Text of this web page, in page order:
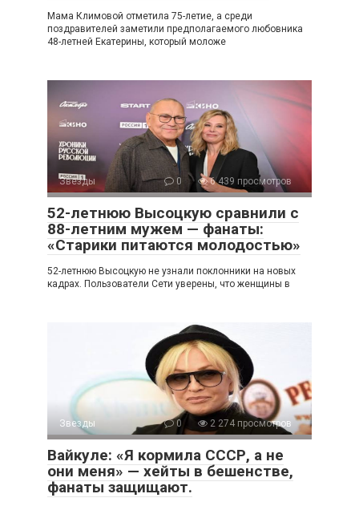
Мама Климовой отметила 75-летие, а среди
поздравителей заметили предполагаемого любовника
48-летней Екатерины, который моложе
Звезды 0 6 439 просмотров
52-летнюю Высоцкую сравнили с
88-летним мужем — фанаты:
«Старики питаются молодостью»
52-летнюю Высоцкую не узнали поклонники на новых
кадрах. Пользователи Сети уверены, что женщины в
Звезды 0 2 274 просмотров
Вайкуле: «Я кормила СССР, а не
они меня» — хейты в бешенстве,
фанаты защищают.